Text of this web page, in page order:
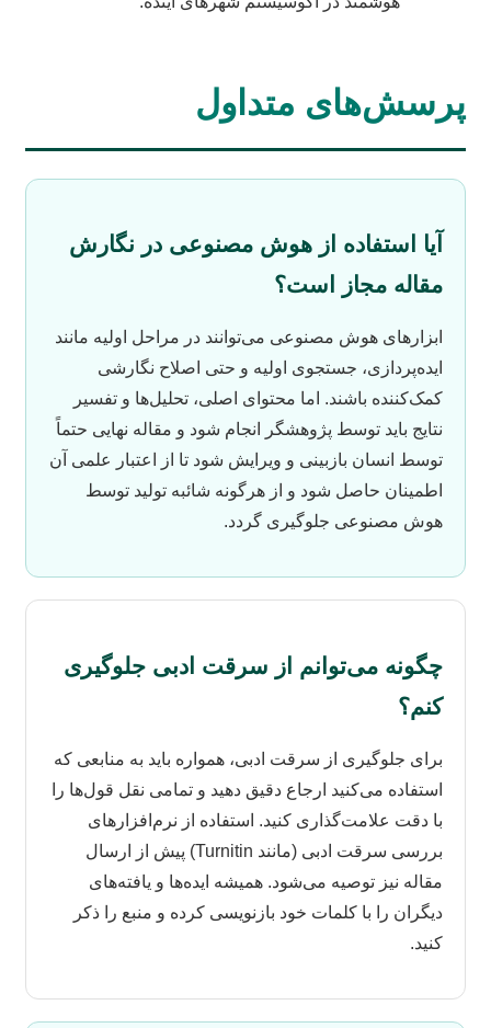
پرسش‌های متداول
آیا استفاده از هوش مصنوعی در نگارش
مقاله مجاز است؟
ابزارهای هوش مصنوعی می‌توانند در مراحل اولیه مانند
ایده‌پردازی، جستجوی اولیه و حتی اصلاح نگارشی
کمک‌کننده باشند. اما محتوای اصلی، تحلیل‌ها و تفسیر
نتایج باید توسط پژوهشگر انجام شود و مقاله نهایی حتماً
توسط انسان بازبینی و ویرایش شود تا از اعتبار علمی آن
اطمینان حاصل شود و از هرگونه شائبه تولید توسط
هوش مصنوعی جلوگیری گردد.
چگونه می‌توانم از سرقت ادبی جلوگیری
کنم؟
برای جلوگیری از سرقت ادبی، همواره باید به منابعی که
استفاده می‌کنید ارجاع دقیق دهید و تمامی نقل قول‌ها را
با دقت علامت‌گذاری کنید. استفاده از نرم‌افزارهای
بررسی سرقت ادبی (مانند Turnitin) پیش از ارسال
مقاله نیز توصیه می‌شود. همیشه ایده‌ها و یافته‌های
دیگران را با کلمات خود بازنویسی کرده و منبع را ذکر
کنید.